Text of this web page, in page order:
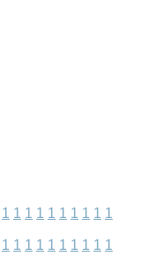
1 1 1 1 1 1 1 1 1 1
1 1 1 1 1 1 1 1 1 1